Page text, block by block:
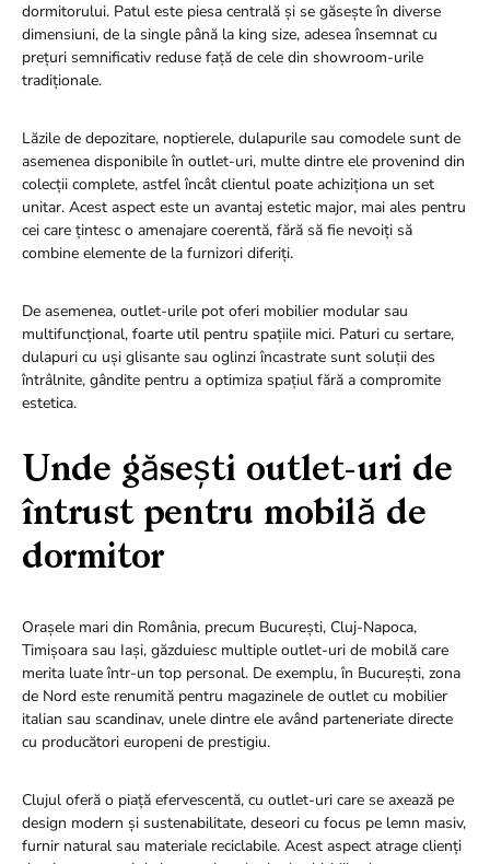
dormitorului. Patul este piesa centrală și se găsește în diverse
dimensiuni, de la single până la king size, adesea însemnat cu
prețuri semnificativ reduse față de cele din showroom-urile
tradiționale.
Lăzile de depozitare, noptierele, dulapurile sau comodele sunt de
asemenea disponibile în outlet-uri, multe dintre ele provenind din
colecții complete, astfel încât clientul poate achiziționa un set
unitar. Acest aspect este un avantaj estetic major, mai ales pentru
cei care țintesc o amenajare coerentă, fără să fie nevoiți să
combine elemente de la furnizori diferiți.
De asemenea, outlet-urile pot oferi mobilier modular sau
multifuncțional, foarte util pentru spațiile mici. Paturi cu sertare,
dulapuri cu uși glisante sau oglinzi încastrate sunt soluții des
întrâlnite, gândite pentru a optimiza spațiul fără a compromite
estetica.
Unde găsești outlet-uri de
întrust pentru mobilă de
dormitor
Orașele mari din România, precum București, Cluj-Napoca,
Timișoara sau Iași, găzduiesc multiple outlet-uri de mobilă care
merita luate într-un top personal. De exemplu, în București, zona
de Nord este renumită pentru magazinele de outlet cu mobilier
italian sau scandinav, unele dintre ele având parteneriate directe
cu producători europeni de prestigiu.
Clujul oferă o piață efervescentă, cu outlet-uri care se axează pe
design modern și sustenabilitate, deseori cu focus pe lemn masiv,
furnir natural sau materiale reciclabile. Acest aspect atrage clienți